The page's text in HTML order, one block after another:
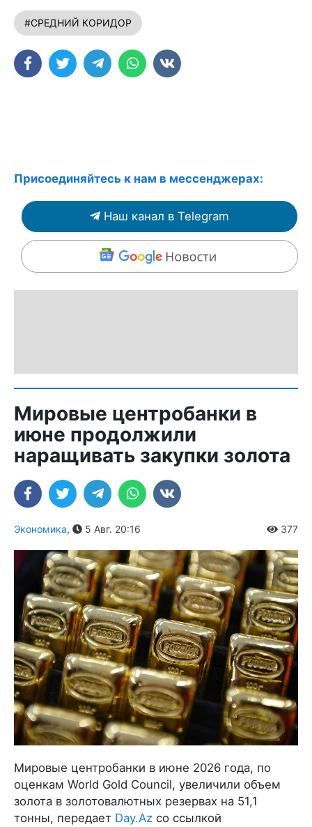
#СРЕДНИЙ КОРИДОР
Присоединяйтесь к нам в мессенджерах:
Наш канал в Telegram
Мировые центробанки в
июне продолжили
наращивать закупки золота
Экономика, 5 Авг. 20:16 377
Мировые центробанки в июне 2026 года, по
оценкам World Gold Council, увеличили объем
золота в золотовалютных резервах на 51,1
тонны, передает Day.Az со ссылкой